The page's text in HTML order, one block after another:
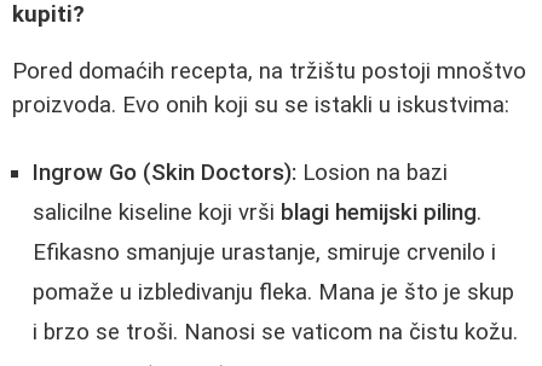
kupiti?
Pored domaćih recepta, na tržištu postoji mnoštvo
proizvoda. Evo onih koji su se istakli u iskustvima:
Ingrow Go (Skin Doctors): Losion na bazi
salicilne kiseline koji vrši blagi hemijski piling.
Efikasno smanjuje urastanje, smiruje crvenilo i
pomaže u izbledivanju fleka. Mana je što je skup
i brzo se troši. Nanosi se vaticom na čistu kožu.